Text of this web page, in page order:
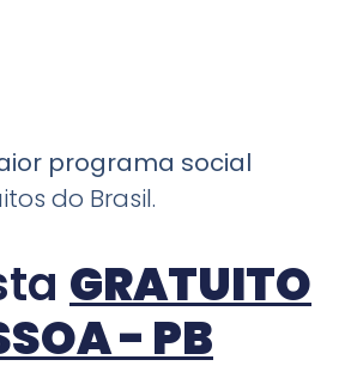
programa social
do Brasil.
GRATUITO
- PB